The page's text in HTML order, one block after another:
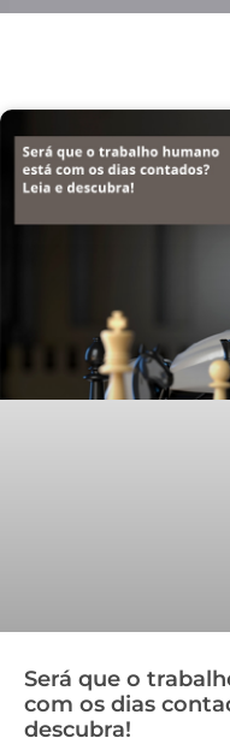
Será que o
com os dias
descubra!